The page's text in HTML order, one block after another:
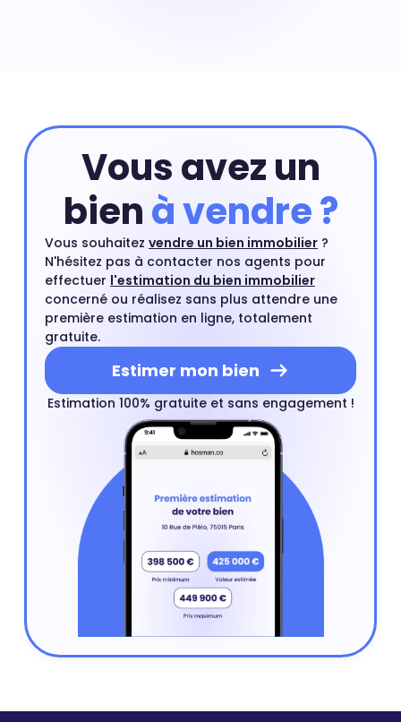
du quartier.
Vous avez un
bienà vendre ?
Vous souhaitez vendre un bien immobilier ?
N'hésitez pas à contacter nos agents pour
effectuer l'estimation du bien immobilier
concerné ou réalisez sans plus attendre une
première estimation en ligne, totalement
gratuite.
Estimer mon bien
Estimation 100% gratuite et sans engagement !